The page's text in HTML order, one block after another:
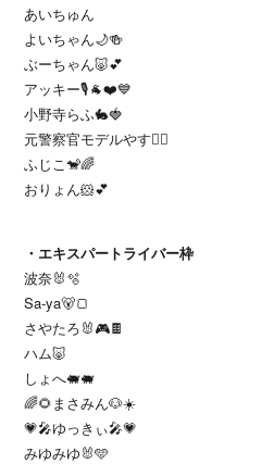
あいちゅん
よいちゃん🌙🍻
ぶーちゃん🐷💕
アッキー🎙🐐❤️💙
小野寺らふ🐇🍓
元警察官モデルやす👮‍♂️
ふじこ🐒🌈
おりょん🐹💕
・エキスパートライバー枠
波奈🐰🫧
Sa-ya🐻🍞
さやたろ🐰🎮🍫
ハム🐷
しょへ🐖🐖
🌈🌻まさみん🐶☀️
💗🎤ゆっきぃ🎤💗
みゆみゆ🐰🩵